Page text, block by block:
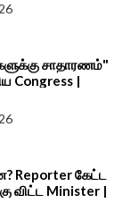
சாதாரணம்"
Congress |
Pressmeet
Reporter கேட்ட
விட்ட Minister |